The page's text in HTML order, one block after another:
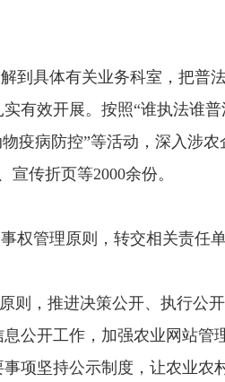
到具体有关业务科室，把普
有效开展。按照“谁执法谁普
疫病防控”等活动，深入涉农
传折页等2000余份。
权管理原则，转交相关责任
则，推进决策公开、执行公
公开工作，加强农业网站管
项坚持公示制度，让农业农